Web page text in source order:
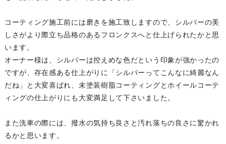
コーティング施工前には磨きを施工致しますので、シルバーの美
しさがより際立ち品格のあるフロンクスへと仕上げられたかと思
います。
オーナー様は、シルバーは控えめな色だという印象が強かったの
ですが、存在感ある仕上がりに「シルバーってこんなに綺麗なん
だね」と大変喜ばれ、未塗装樹脂コーティングとホイールコーテ
ィングの仕上がりにも大変満足して下さいました。
また洗車の際には、撥水の気持ち良さと汚れ落ちの良さに驚かれ
るかと思います。